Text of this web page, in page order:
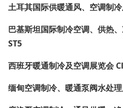
土耳其国际供暖通风、空调制
巴基斯坦国际制冷空调、供热
ST5
西班牙暖通制冷及空调展览会
缅甸空调制冷、暖通泵阀水处